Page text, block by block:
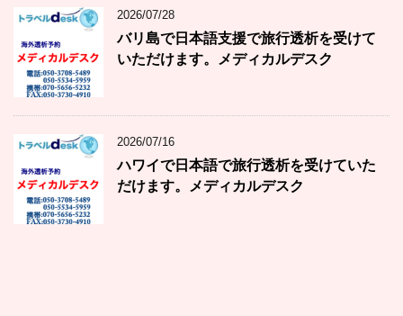
2026/07/28
バリ島で日本語支援で旅行透析を受けて
いただけます。メディカルデスク
2026/07/16
ハワイで日本語で旅行透析を受けていた
だけます。メディカルデスク